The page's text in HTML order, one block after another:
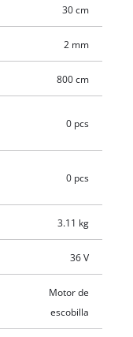
El carrete de un
ofrece una anchura
de
el soporte de
el cortabordes
en el jardín. El
de
jardín. Las baterías
y están
30 cm
2 mm
800 cm
0 pcs
0 pcs
3.11 kg
36 V
Motor de
escobilla